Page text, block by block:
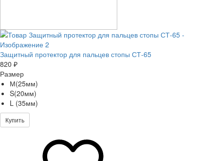
Защитный протектор для пальцев стопы СТ-65
820 ₽
Размер
М(25мм)
S(20мм)
L (35мм)
Купить